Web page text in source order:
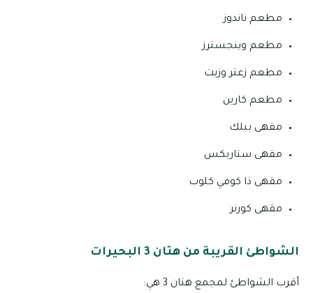
مطعم ناندوز
مطعم وينجسترز
مطعم زعتر وزيت
مطعم كارين
مقهى ببلك
مقهى ستاربكس
مقهى ذا كوفي كلوب
مقهى كورنر
الشواطئ القريبة من هتان 3 البحيرات
أقرب الشواطئ لمجمع هتان 3 هي: